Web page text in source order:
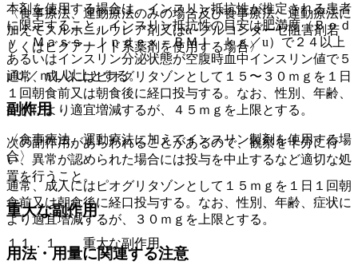
本剤を使用する場合は、インスリン抵抗性が推定される患者
に限定すること。インスリン抵抗性の目安は肥満度（Ｂｏｄ
ｙ Ｍａｓｓ Ｉｎｄｅｘ＝ＢＭＩ ｋｇ／u）で２４以上
あるいはインスリン分泌状態が空腹時血中インスリン値で５
μＵ／ｍＬ以上とする。
副作用
次の副作用があらわれることがあるので、観察を十分に行
い、異常が認められた場合には投与を中止するなど適切な処
置を行うこと。
重大な副作用
１１．１． 重大な副作用
〈食事療法、運動療法のみの場合及び食事療法、運動療法に
加えてスルホニルウレア剤又はα−グルコシダーゼ阻害剤若
しくはビグアナイド系薬剤を使用する場合〉
通常、成人にはピオグリタゾンとして１５〜３０ｍｇを１日
１回朝食前又は朝食後に経口投与する。なお、性別、年齢、
症状により適宜増減するが、４５ｍｇを上限とする。
〈食事療法、運動療法に加えてインスリン製剤を使用する場
合〉
通常、成人にはピオグリタゾンとして１５ｍｇを１日１回朝
食前又は朝食後に経口投与する。なお、性別、年齢、症状に
より適宜増減するが、３０ｍｇを上限とする。
用法・用量に関連する注意